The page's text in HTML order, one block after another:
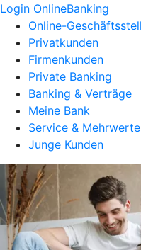
Login OnlineBanking
Online-
Privatkunden
Firmenkunden
Private Banking
Banking & Verträge
Meine Bank
Service & Mehrwerte
Junge Kunden